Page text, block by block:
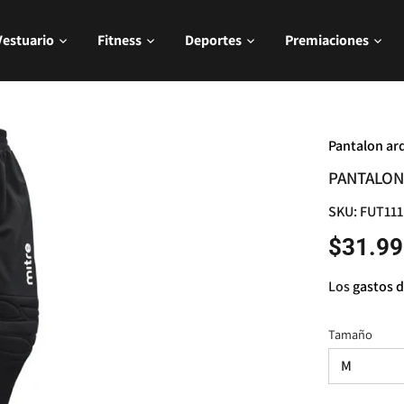
Fitness Deportes Premiaciones
Pantalon
SKU: FUT111
Losgastos
Tamaño
M